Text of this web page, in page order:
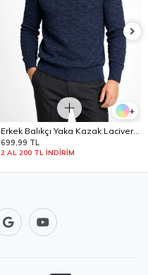
+
Erkek Balıkçı Yaka Kazak Lacivert
Edw441
699,99 TL
2 AL 200 TL İNDİRİM